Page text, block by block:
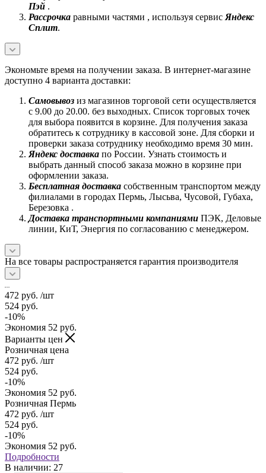
Пэй .
Рассрочка равными частями , используя сервис Яндекс
Сплит.
Экономьте время на получении заказа. В интернет-магазине
доступно 4 варианта доставки:
Самовывоз из магазинов торговой сети осуществляется
с 9.00 до 20.00. без выходных. Список торговых точек
для выбора появится в корзине. Для получения заказа
обратитесь к сотруднику в кассовой зоне. Для сборки и
проверки заказа сотруднику необходимо время 30 мин.
Яндекс доставка по России. Узнать стоимость и
выбрать данный способ заказа можно в корзине при
оформлении заказа.
Бесплатная доставка собственным транспортом между
филиалами в городах Пермь, Лысьва, Чусовой, Губаха,
Березовка .
Доставка транспортными компаниями ПЭК, Деловые
линии, КиТ, Энергия по согласованию с менеджером.
На все товары распространяется гарантия производителя
472 руб. /шт
524 руб.
-10%
Экономия 52 руб.
Варианты цен
Розничная цена
472 руб. /шт
524 руб.
-10%
Экономия 52 руб.
Розничная Пермь
472 руб. /шт
524 руб.
-10%
Экономия 52 руб.
Подробности
В наличии: 27